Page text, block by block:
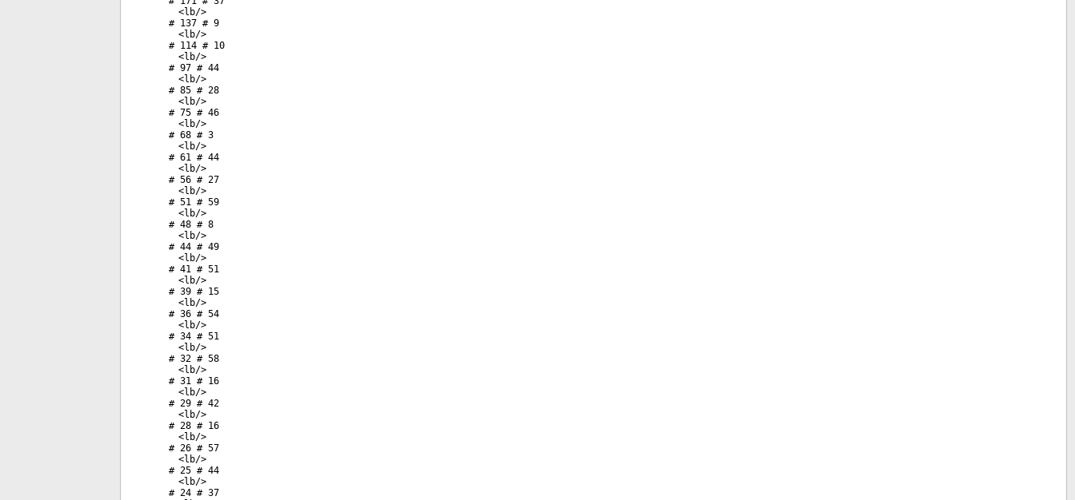
<lb/>
# 137 # 9
<lb/>
# 114 # 10
<lb/>
# 97 # 44
<lb/>
# 85 # 28
<lb/>
# 75 # 46
<lb/>
# 68 # 3
<lb/>
# 61 # 44
<lb/>
# 56 # 27
<lb/>
# 51 # 59
<lb/>
# 48 # 8
<lb/>
# 44 # 49
<lb/>
# 41 # 51
<lb/>
# 39 # 15
<lb/>
# 36 # 54
<lb/>
# 34 # 51
<lb/>
# 32 # 58
<lb/>
# 31 # 16
<lb/>
# 29 # 42
<lb/>
# 28 # 16
<lb/>
# 26 # 57
<lb/>
# 25 # 44
<lb/>
# 24 # 37